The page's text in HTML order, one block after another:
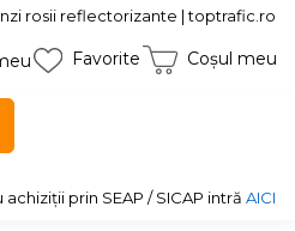
rosii reflectorizante | toptrafic.ro
Favorite Coșul meu
achiziții prin SEAP / SICAP intră AICI